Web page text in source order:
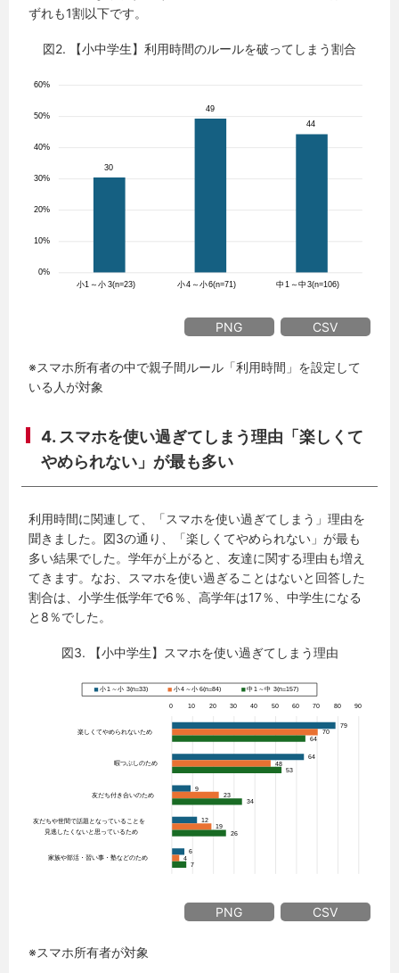
ずれも1割以下です。
図2. 【小中学生】利用時間のルールを破ってしまう割合
PNG CSV
※スマホ所有者の中で親子間ルール「利用時間」を設定して
いる人が対象
4. スマホを使い過ぎてしまう理由「楽しくて
やめられない」が最も多い
利用時間に関連して、「スマホを使い過ぎてしまう」理由を
聞きました。図3の通り、「楽しくてやめられない」が最も
多い結果でした。学年が上がると、友達に関する理由も増え
てきます。なお、スマホを使い過ぎることはないと回答した
割合は、小学生低学年で6％、高学年は17％、中学生になる
と8％でした。
図3. 【小中学生】スマホを使い過ぎてしまう理由
PNG CSV
※スマホ所有者が対象